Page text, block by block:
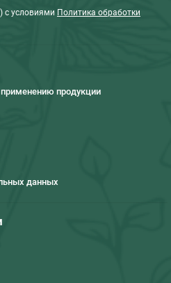
с условиями Политика обработки
применению продукции
данных